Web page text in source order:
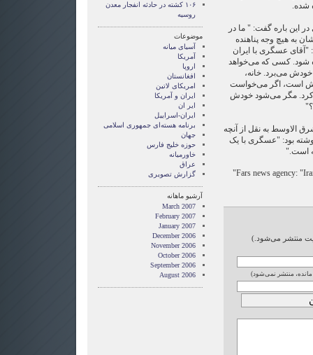
شده.
این باره گفت: " ما در
به هیچ وجه پناهنده
"آقای عسگری با ایران
شود. کسی که می‌خواهد
خودش می‌برد. خانه،
است، اگر می‌خواست
مگر می‌شود خودش
الاوسط به نقل از آنچه
نوشته بود: "عسگری با یک
است."
Fars news agency:
منتشر می‌شود.)
مانده، منتشر نمی‌شود)
۱۰۶ کشته در حادثه انفجار معدن
روسیه
موضوعات
آسيای ميانه
آمریکا
اروپا
افغانستان
امریکای لاتین
ايران و آمريکا
ایر ان
ایران-اسراییل
برنامه هسته‌ای جمهوری اسلامی
جهان
حوزه خلیج فارس
خاورمیانه
عراق
گزارش تصويری
آرشیو ماهانه
March 2007
February 2007
January 2007
December 2006
November 2006
October 2006
September 2006
August 2006